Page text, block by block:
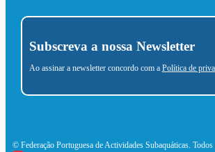
Subscreva a nossa Newsletter
Ao assinar a newsletter concordo com a Política de
© Federação Portuguesa de Actividades Subaquáticas. Todos